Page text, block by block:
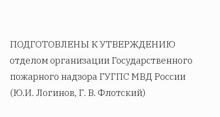
ПОДГОТОВЛЕНЫ К УТВЕРЖДЕНИЮ
отделом организации Государственного
пожарного надзора ГУГПС МВД России
(Ю.И. Логинов, Г. В. Флотский)